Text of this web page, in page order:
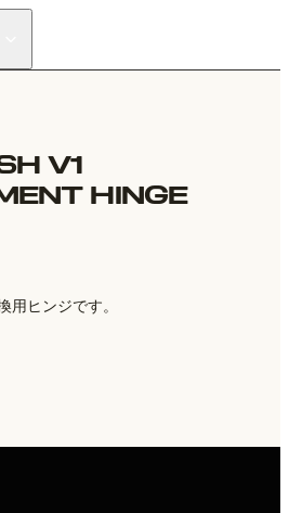
V1
HINGE
用ヒンジです。